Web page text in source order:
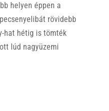
helyen éppen a
rövidebb
hat hétig is tömték
lúd nagyüzemi